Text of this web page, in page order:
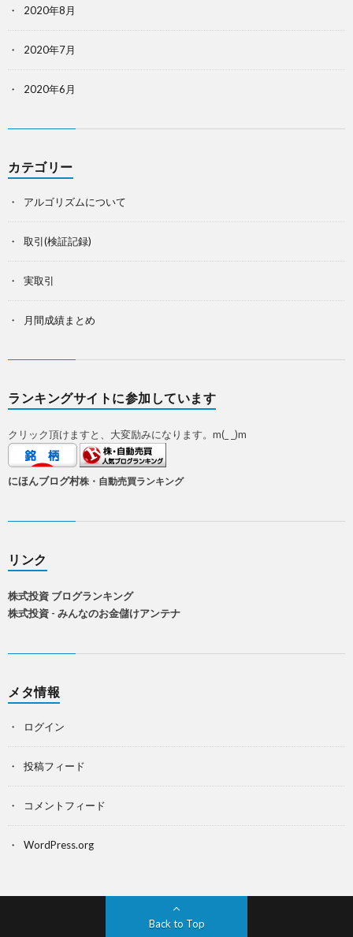
2020年8月
2020年7月
2020年6月
カテゴリー
アルゴリズムについて
取引(検証記録)
実取引
月間成績まとめ
ランキングサイトに参加しています
クリック頂けますと、大変励みになります。m(_ _)m
にほんブログ村株・自動売買ランキング
リンク
株式投資 ブログランキング
株式投資 - みんなのお金儲けアンテナ
メタ情報
ログイン
投稿フィード
コメントフィード
WordPress.org
Back to Top